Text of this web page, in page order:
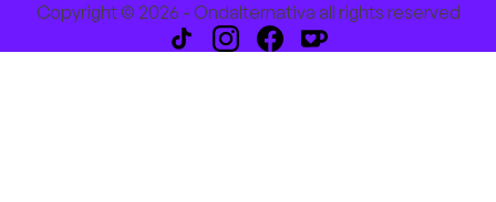
Copyright © 2026 - Ondalternativa all rights reserved